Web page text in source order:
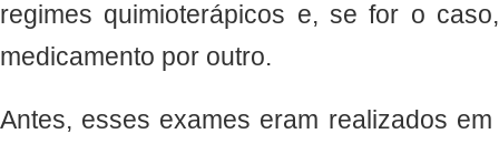
regimes quimioterápicos e, se for o
medicamento por outro.
Antes, esses exames eram realizados